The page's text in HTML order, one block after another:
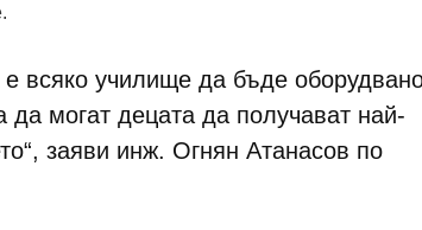
всяко училище да бъде
да могат децата да получават най-
заяви инж. Огнян Атанасов по